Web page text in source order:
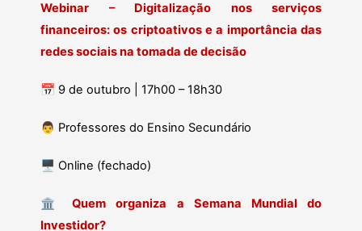
Webinar – Digitalização nos serviços
financeiros: os criptoativos e a importância das
redes sociais na tomada de decisão
📅 9 de outubro | 17h00 – 18h30
👨 Professores do Ensino Secundário
🖥️ Online (fechado)
🏛
Quem organiza a Semana Mundial do
Investidor?